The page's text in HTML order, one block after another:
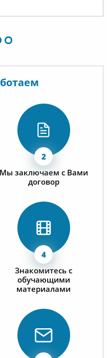
Мы заключаем с Вами
договор
Знакомитесь с
обучающими
материалами